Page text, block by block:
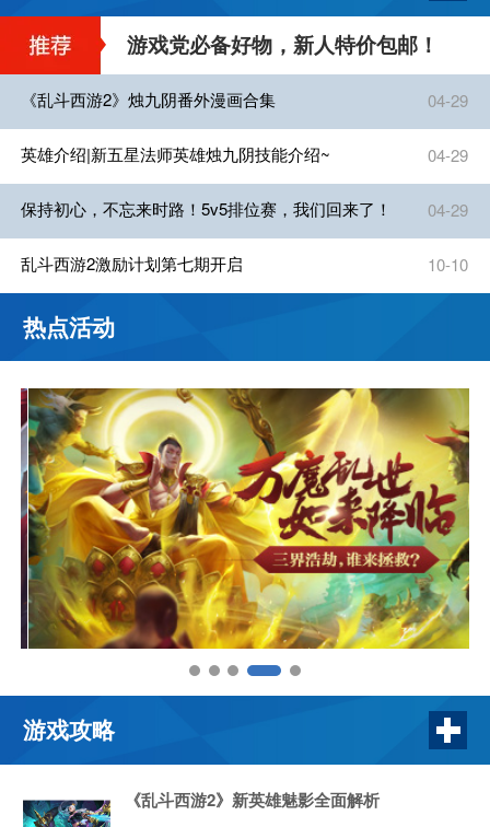
游戏党必备好物，新人特价包邮！
《乱斗西游2》烛九阴番外漫画合集 04-29
英雄介绍|新五星法师英雄烛九阴技能介绍~ 04-29
保持初心，不忘来时路！5v5排位赛，我们回来了！ 04-29
乱斗西游2激励计划第七期开启 10-10
热点活动
游戏攻略
《乱斗西游2》新英雄魅影全面解析